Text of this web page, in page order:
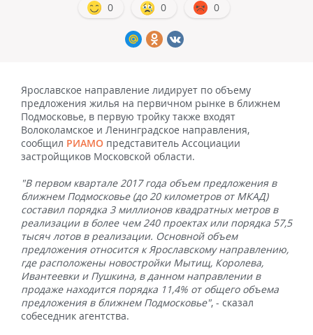
0 0 0
Ярославское направление лидирует по объему
предложения жилья на первичном рынке в ближнем
Подмосковье, в первую тройку также входят
Волоколамское и Ленинградское направления,
сообщил РИАМО представитель Ассоциации
застройщиков Московской области.
"В первом квартале 2017 года объем предложения в
ближнем Подмосковье (до 20 километров от МКАД)
составил порядка 3 миллионов квадратных метров в
реализации в более чем 240 проектах или порядка 57,5
тысяч лотов в реализации. Основной объем
предложения относится к Ярославскому направлению,
где расположены новостройки Мытищ, Королева,
Ивантеевки и Пушкина, в данном направлении в
продаже находится порядка 11,4% от общего объема
предложения в ближнем Подмосковье", - сказал
собеседник агентства.